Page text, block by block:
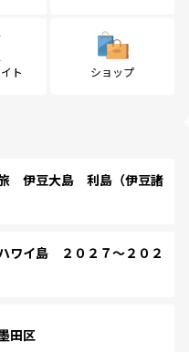
ト ショップ
伊豆大島 利島（伊豆諸
イ島 ２０２７～２０２
田区